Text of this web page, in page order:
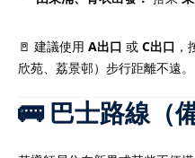
🚪 建議使用 A出口 或 C出口
欣苑、荔景邨）步行距離不遠。
🚌 巴士路線（